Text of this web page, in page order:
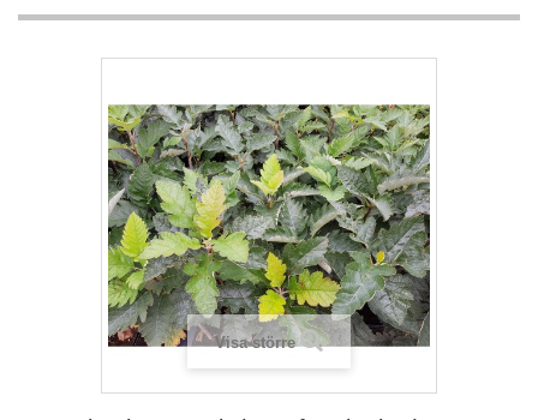
Visa större